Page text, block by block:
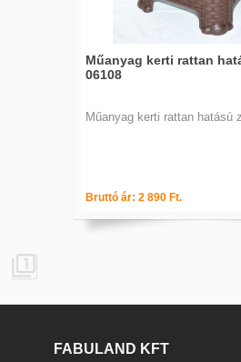
Műanyag kerti rattan
06108
Műanyag kerti rattan hatású
Bruttó ár: 2 890 Ft.

FABULAND KFT